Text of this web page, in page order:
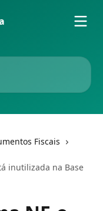
Fiscais
inutilizada na Base